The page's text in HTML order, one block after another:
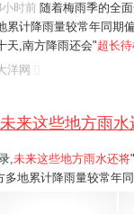
小时前 随着梅雨季的全
累计降雨量较常年同期
天,南方降雨还会"超长
江南中南部一带。 刚刚
洋网
未来这些地方雨水
, 未来这些地方雨水还将"
多地累计降雨量较常年